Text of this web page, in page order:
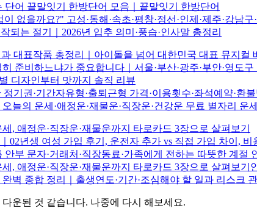
어 끝말잇기 한방단어 모음｜끝말잇기 한방단어
없을까요?" 고성·동해·속초·평창·정선·인제·제주·강
되는 절기｜2026년 입추 의미·풍습·인사말 총정리
대표작품 총정리｜아이돌을 넘어 대한민국 대표 뮤지컬
준비하느냐가 중요합니다｜서울·부산·광주·부안·영도
디자인부터 맛까지 솔직 리뷰
기권·기간자유형·출퇴근형 가격·이용횟수·좌석예약·환
늘의 운세·애정운·재물운·직장운·건강운 무료 별자리 운
, 애정운·직장운·재물운까지 타로카드 3장으로 살펴보기
02년생 여성 가입 후기, 운전자 추가 vs 직접 가입 차이,
부 문자·거래처·직장동료·가족에게 전하는 따뜻한 계절
, 애정운·직장운·재물운까지 타로카드 3장으로 살펴보
완벽 종합 정리｜출생연도·기간·조심해야 할 일과 리스크
운된 것 같습니다. 나중에 다시 해보세요.